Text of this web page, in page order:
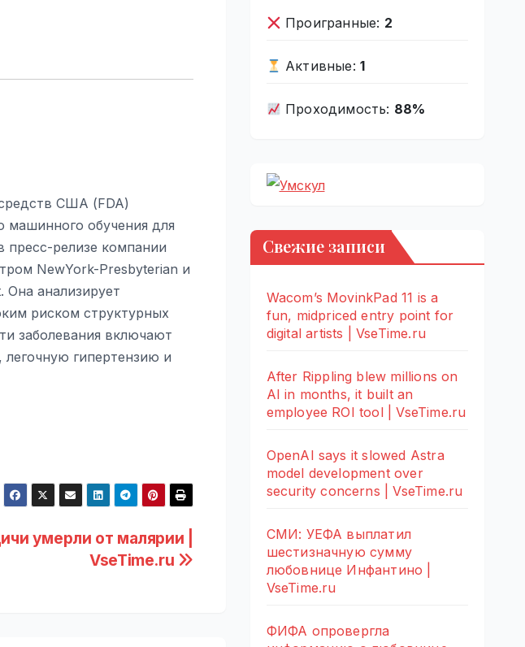
США (FDA)
машинного обучения для
релизе компании
NewYork-Presbyterian и
анализирует
риском структурных
заболевания включают
гипертензию и
умерли от малярии |
VseTime.ru
Проигранные: 2
Активные: 1
Проходимость: 88%
Свежие записи
Wacom’s MovinkPad 11 is a
fun, midpriced entry point for
digital artists | VseTime.ru
After Rippling blew millions on
AI in months, it built an
employee ROI tool | VseTime.ru
OpenAI says it slowed Astra
model development over
security concerns | VseTime.ru
СМИ: УЕФА выплатил
шестизначную сумму
любовнице Инфантино |
VseTime.ru
ФИФА опровергла